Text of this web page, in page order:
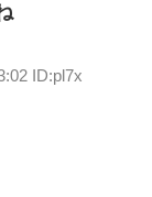
ID:pl7x